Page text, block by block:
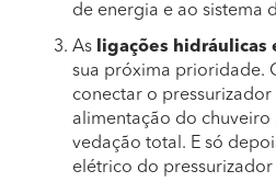
de energia e ao sistema
As ligações hidráulicas
sua próxima prioridade.
conectar o
alimentação do chuveiro
vedação total. E só
elétrico do pressurizador